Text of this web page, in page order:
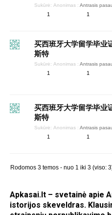
Sukūrė: Anonimas : Antrasis
1 1
买西班牙大学留学毕
斯特
Sukūrė: Anonimas : Antrasis
1 1
买西班牙大学留学毕
斯特
Sukūrė: Anonimas : Antrasis
1 1
Rodomos 3 temos - nuo 1 iki 3 (viso:
Apkasai.lt – svetainė apie
istorijos skeveldras.